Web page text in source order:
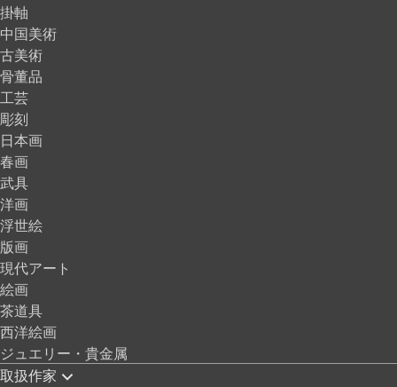
掛軸
中国美術
古美術
骨董品
工芸
彫刻
日本画
春画
武具
洋画
浮世絵
版画
現代アート
絵画
茶道具
西洋絵画
ジュエリー・貴金属
取扱作家